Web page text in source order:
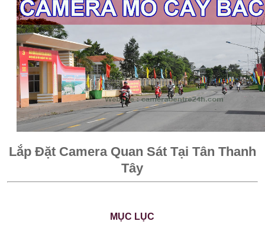
Lắp Đặt Camera Quan Sát Tại Tân Thanh
Tây
MỤC LỤC